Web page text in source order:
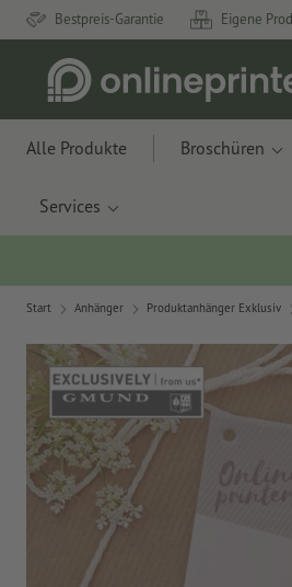
Bestpreis-Garantie Eigene
Alle Produkte Broschüren
Services
Start Anhänger Produktanhänger Exklusiv